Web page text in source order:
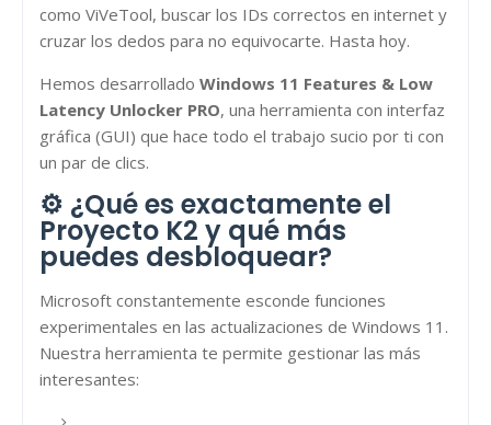
como ViVeTool, buscar los IDs correctos en internet y
cruzar los dedos para no equivocarte. Hasta hoy.
Hemos desarrollado Windows 11 Features & Low
Latency Unlocker PRO, una herramienta con interfaz
gráfica (GUI) que hace todo el trabajo sucio por ti con
un par de clics.
⚙️ ¿Qué es exactamente el
Proyecto K2 y qué más
puedes desbloquear?
Microsoft constantemente esconde funciones
experimentales en las actualizaciones de Windows 11.
Nuestra herramienta te permite gestionar las más
interesantes: